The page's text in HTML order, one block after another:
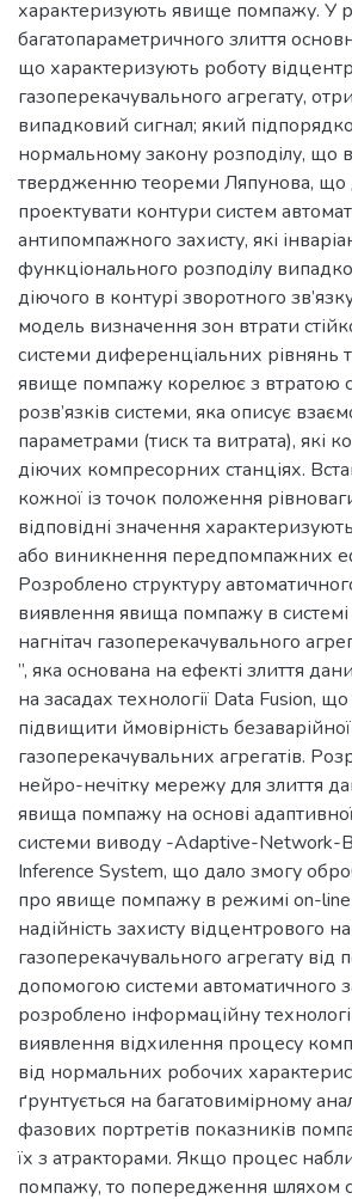
характеризують явище помпажу. У
багатопараметричного злиття
що характеризують роботу
газоперекачувального агрегату,
випадковий сигнал; який
нормальному закону розподілу, що
твердженню теореми Ляпунова, що
проектувати контури систем
антипомпажного захисту, які
функціонального розподілу
діючого в контурі зворотного
модель визначення зон втрати
системи диференціальних рівнянь
явище помпажу корелює з втратою
розв’язків системи, яка описує
параметрами (тиск та витрата), які
діючих компресорних станціях.
кожної із точок положення
відповідні значення
або виникнення передпомпажних
Розроблено структуру
виявлення явища помпажу в
нагнітач газоперекачувального
”, яка основана на ефекті злиття
на засадах технології Data Fusion,
підвищити ймовірність
газоперекачувальних агрегатів.
нейро-нечітку мережу для злиття
явища помпажу на основі
системи виводу -Adaptive-Network-
Inference System, що дало змогу
про явище помпажу в режимі on-line
надійність захисту відцентрового
газоперекачувального агрегату від
допомогою системи автоматичного
розроблено інформаційну
виявлення відхилення процесу
від нормальних робочих
ґрунтується на багатовимірному
фазових портретів показників
їх з атракторами. Якщо процес
помпажу, то попередження шляхом